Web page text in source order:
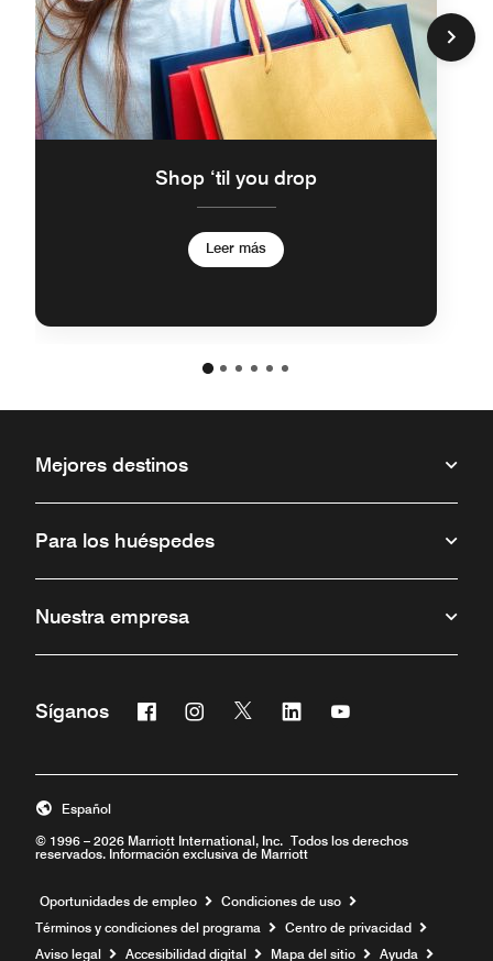
Shop ‘til you drop
Leer más
Mejores destinos
Para los huéspedes
Nuestra empresa
Síganos Facebook
Abre una ventana nueva
Instagram
Abre una ventana nueva
Twitter
Abre una ventana nueva
Linkedin
Abre una ventana nueva
Abre una ventana
© 1996 – 2026 Marriott International, Inc. Todos los derechos
reservados. Información exclusiva de Marriott
Español
Oportunidades de empleo Abre una ventana nueva
Condiciones de uso
Términos y condiciones del programa
Centro de privacidad
Aviso legal
Accesibilidad digital Mapa del sitio Ayuda